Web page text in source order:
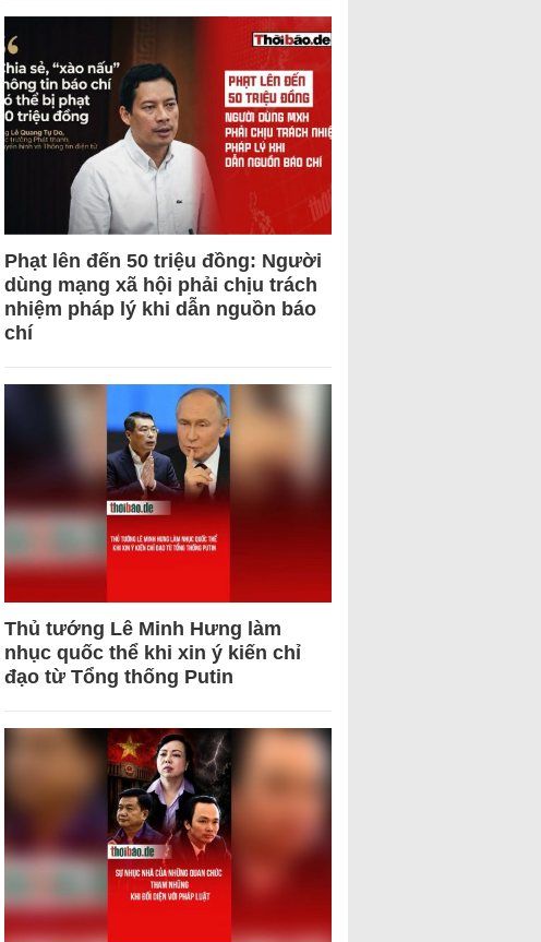
Phạt lên đến 50 triệu đồng: Người
dùng mạng xã hội phải chịu trách
nhiệm pháp lý khi dẫn nguồn báo
chí
Thủ tướng Lê Minh Hưng làm
nhục quốc thể khi xin ý kiến chỉ
đạo từ Tổng thống Putin